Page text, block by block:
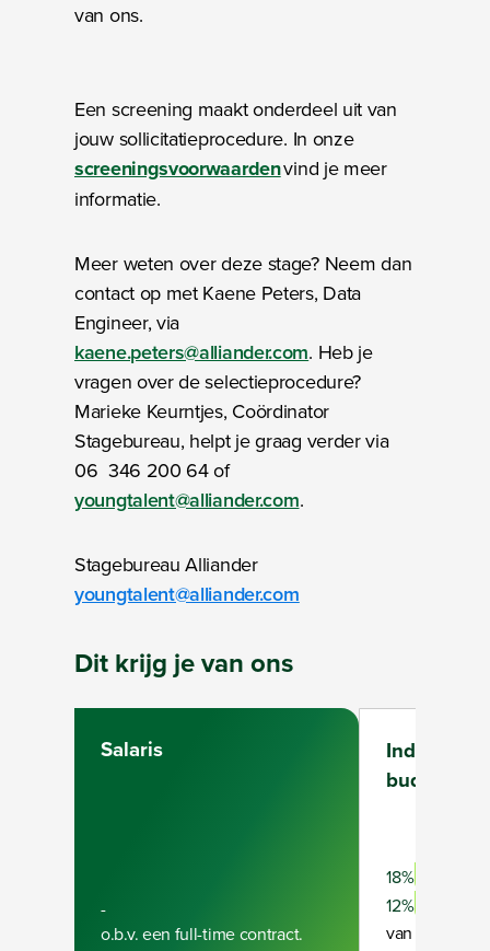
van ons.
Een screening maakt onderdeel uit van
jouw sollicitatieprocedure. In onze
screeningsvoorwaardenvind je meer
informatie.
Meer weten over deze stage? Neem dan
contact op met Kaene Peters, Data
Engineer, via
kaene.peters@alliander.com. Heb je
vragen over de selectieprocedure?
Marieke Keurntjes, Coördinator
Stagebureau, helpt je graag verder via
06 346 200 64 of
youngtalent@alliander.com.
Stagebureau Alliander
youngtalent@alliander.com
Dit krijg je van ons
Salaris
-
o.b.v. een full-time contract.
budget
18%
12%
van je bruto